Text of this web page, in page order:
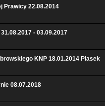
Prawicy 22.08.2014
- 03.09.2017
KNP 18.01.2014 Piasek
08.07.2018